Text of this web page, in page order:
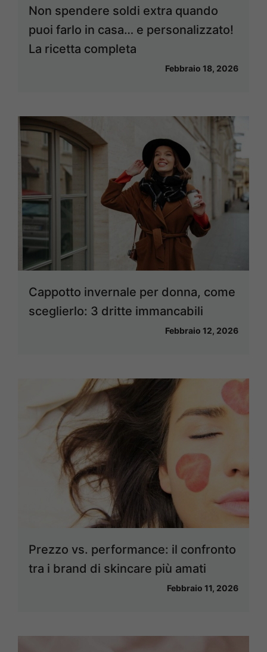
Non spendere soldi extra quando
puoi farlo in casa… e personalizzato!
La ricetta completa
Febbraio 18, 2026
Cappotto invernale per donna, come
sceglierlo: 3 dritte immancabili
Febbraio 12, 2026
Prezzo vs. performance: il confronto
tra i brand di skincare più amati
Febbraio 11, 2026